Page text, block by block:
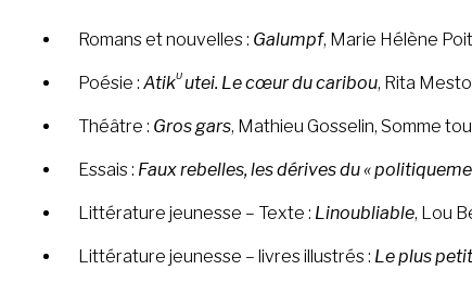
Romans et nouvelles : Galumpf, Marie Hélène
Poésie : Atikᵁutei. Le cœur du caribou, Rita
Théâtre : Gros gars, Mathieu Gosselin, Somme
Essais : Faux rebelles, les dérives du «
Littérature jeunesse – Texte : Linoubliable, Lou
Littérature jeunesse – livres illustrés : Le plus